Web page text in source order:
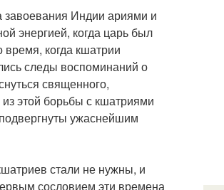
Индии ариями и
энергией, когда царь был
когда кшатрии
следы воспоминаний о
священного,
этой борьбы с кшатриями
ужаснейшим
стали не нужны, и
сословием эти времена